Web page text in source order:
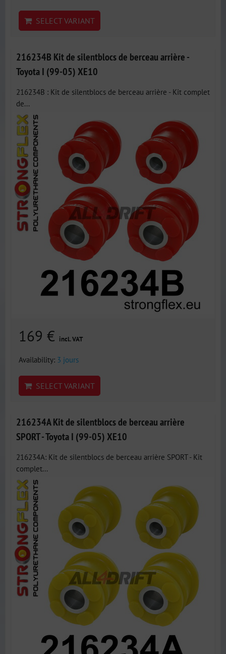
SELECT VARIANT
216234B Kit de silentblocs de berceau arrière -
Toyota I (99-05) XE10
216234B : Kit de silentblocs de berceau arrière - Kit complet
de...
169 € incl. VAT
Availability: 3 jours
SELECT VARIANT
216234A Kit de silentblocs de berceau arrière
SPORT - Toyota I (99-05) XE10
216234A: Kit de silentblocs de berceau arrière SPORT - Kit
complet...